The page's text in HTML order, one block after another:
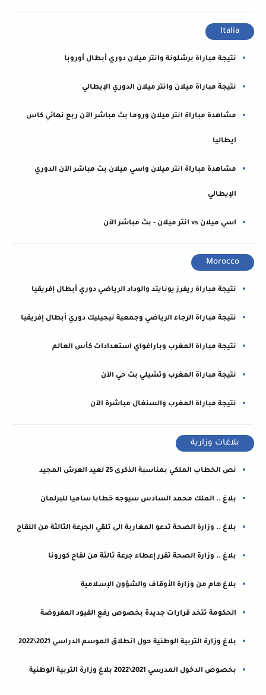
Italia
نتيجة مباراة برشلونة وانتر ميلان دوري أبطال أوروبا
نتيجة مباراة ميلان وانتر ميلان الدوري الإيطالي
مشاهدة مباراة انتر ميلان وروما بث مباشر الآن ربع نهائي كاس
ايطاليا
مشاهدة مباراة انتر ميلان واسي ميلان بث مباشر الآن الدوري
الإيطالي
اسي ميلان vs انتر ميلان - بث مباشر الآن
Morocco
نتيجة مباراة ريفرز يونايتد والوداد الرياضي دوري أبطال إفريقيا
نتيجة مباراة الرجاء الرياضي وجمعية نيجيليك دوري أبطال إفريقيا
نتيجة مباراة المغرب وباراغواي استعدادات كأس العالم
نتيجة مباراة المغرب وتشيلي بث حي الآن
نتيجة مباراة المغرب والسنغال مباشرة الآن
بلاغات وزارية
نص الخطاب الملكي بمناسبة الذكرى 25 لعيد العرش المجيد
بلاغ .. الملك محمد السادس سيوجه خطابا ساميا للبرلمان
بلاغ .. وزارة الصحة تدعو المغاربة الى تلقي الجرعة الثالثة من اللقاح
بلاغ .. وزارة الصحة تقرر إعطاء جرعة ثالثة من لقاح كورونا
بلاغ هام من وزارة الأوقاف والشؤون الإسلامية
الحكومة تتخد قرارات جديدة بخصوص رفع القيود المفروضة
بلاغ وزارة التربية الوطنية حول انطلاق الموسم الدراسي 2021\2022
بخصوص الدخول المدرسي 2021\2022 بلاغ وزارة التربية الوطنية